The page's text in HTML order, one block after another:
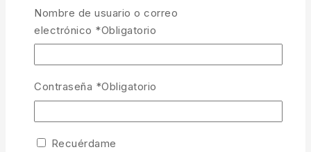
Nombre de usuario o correo
electrónico *Obligatorio
Contraseña *Obligatorio
Recuérdame